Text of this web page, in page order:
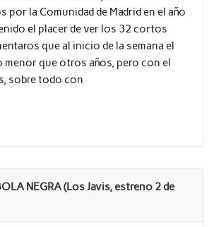
por la Comunidad de Madrid en el año
el placer de ver los 32 cortos
que al inicio de la semana el
menor que otros años, pero con el
sobre todo con
NEGRA (Los Javis, estreno 2 de